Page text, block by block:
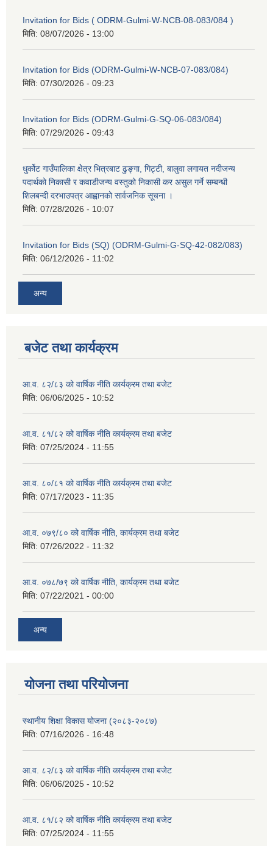
Invitation for Bids ( ODRM-Gulmi-W-NCB-08-083/084 )
मिति: 08/07/2026 - 13:00
Invitation for Bids (ODRM-Gulmi-W-NCB-07-083/084)
मिति: 07/30/2026 - 09:23
Invitation for Bids (ODRM-Gulmi-G-SQ-06-083/084)
मिति: 07/29/2026 - 09:43
धुर्कोट गाउँपालिका क्षेेत्र भित्रबाट ढुङ्गा, गिट्टी, बालुवा लगायत नदीजन्य
पदार्थको निकासी र कवाडीजन्य वस्तुको निकासी कर असुल गर्ने सम्बन्धी
शिलबन्दी दरभाउपत्र आह्वानको सार्वजनिक सूचना ।
मिति: 07/28/2026 - 10:07
Invitation for Bids (SQ) (ODRM-Gulmi-G-SQ-42-082/083)
मिति: 06/12/2026 - 11:02
अन्य
बजेट तथा कार्यक्रम
आ.व. ८२/८३ को वार्षिक नीति कार्यक्रम तथा बजेट
मिति: 06/06/2025 - 10:52
आ.व. ८१/८२ को वार्षिक नीति कार्यक्रम तथा बजेट
मिति: 07/25/2024 - 11:55
आ.व. ८०/८१ को वार्षिक नीति कार्यक्रम तथा बजेट
मिति: 07/17/2023 - 11:35
आ.व. ०७९/८० को वार्षिक नीति, कार्यक्रम तथा बजेट
मिति: 07/26/2022 - 11:32
आ.व. ०७८/७९ को वार्षिक नीति, कार्यक्रम तथा बजेट
मिति: 07/22/2021 - 00:00
अन्य
याेजना तथा परियाेजना
स्थानीय शिक्षा विकास योजना (२०८३-२०८७)
मिति: 07/16/2026 - 16:48
आ.व. ८२/८३ को वार्षिक नीति कार्यक्रम तथा बजेट
मिति: 06/06/2025 - 10:52
आ.व. ८१/८२ को वार्षिक नीति कार्यक्रम तथा बजेट
मिति: 07/25/2024 - 11:55